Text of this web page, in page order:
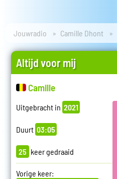
Jouwradio Camille Dhont
Altijd voor mij
Camille
Uitgebracht in 2021
Duurt 03:05
25 keer gedraaid
Vorige keer: